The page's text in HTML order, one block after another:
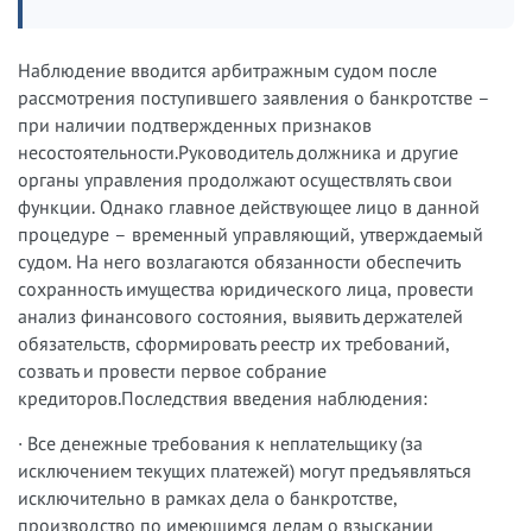
Наблюдение вводится арбитражным судом после
рассмотрения поступившего заявления о банкротстве –
при наличии подтвержденных признаков
несостоятельности.Руководитель должника и другие
органы управления продолжают осуществлять свои
функции. Однако главное действующее лицо в данной
процедуре – временный управляющий, утверждаемый
судом. На него возлагаются обязанности обеспечить
сохранность имущества юридического лица, провести
анализ финансового состояния, выявить держателей
обязательств, сформировать реестр их требований,
созвать и провести первое собрание
кредиторов.Последствия введения наблюдения:
· Все денежные требования к неплательщику (за
исключением текущих платежей) могут предъявляться
исключительно в рамках дела о банкротстве,
производство по имеющимся делам о взыскании